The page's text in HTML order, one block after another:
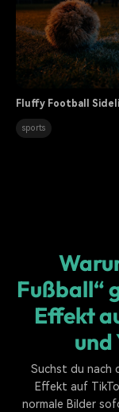
Fluffy Football
sports
Fußball“
Effekt
und
Suchst du nach
Effekt auf
normale Bilder